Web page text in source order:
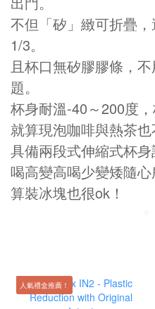
不但「矽」緻可折疊
1/3。
且杯口無矽膠膠條，
題。
杯身耐溫-40～200度
就算現泡咖啡與熱茶也
具備兩段式伸縮式杯身
喝高變高喝少變矮隨
算裝冰塊也很ok！
人氣禮盒推薦！